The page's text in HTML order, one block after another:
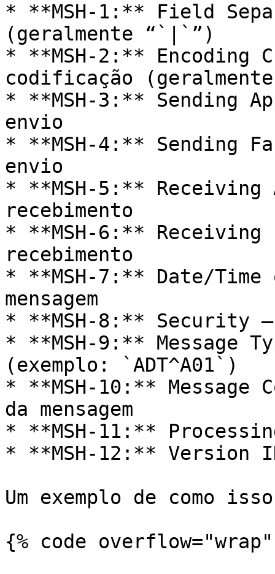
* **MSH-1:** Field
(geralmente “`|`”)
* **MSH-2:** Encoding
codificação
* **MSH-3:** Sending
envio
* **MSH-4:** Sending
envio
* **MSH-5:**
recebimento
* **MSH-6:**
recebimento
* **MSH-7:** Date/Time
mensagem
* **MSH-8:** Security –
* **MSH-9:** Message
(exemplo: `ADT^A01`)
* **MSH-10:**
da mensagem
* **MSH-11:**
* **MSH-12:** Version
Um exemplo de como
{% code